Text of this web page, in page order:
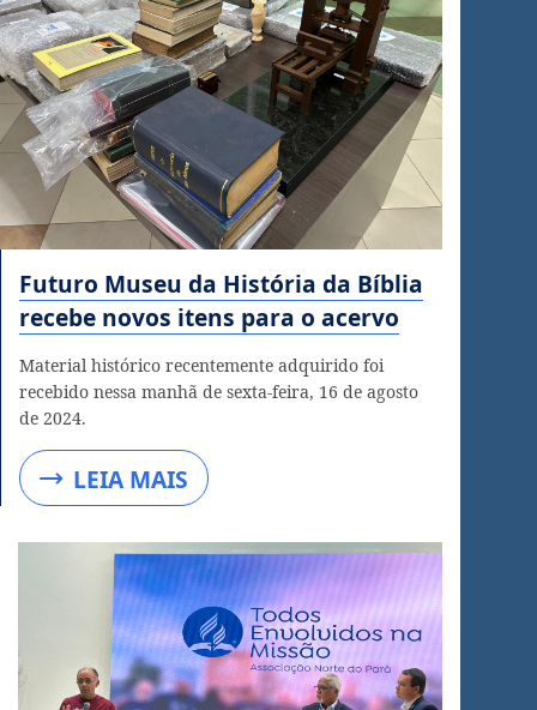
Futuro Museu da História da Bíblia
recebe novos itens para o acervo
Material histórico recentemente adquirido foi
recebido nessa manhã de sexta-feira, 16 de agosto
de 2024.
LEIA MAIS